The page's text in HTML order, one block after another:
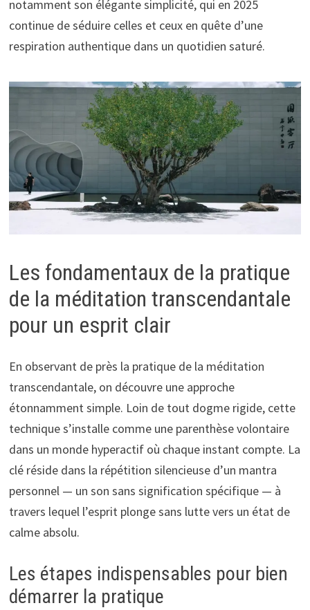
notamment son élégante simplicité, qui en 2025
continue de séduire celles et ceux en quête d’une
respiration authentique dans un quotidien saturé.
Les fondamentaux de la pratique
de la méditation transcendantale
pour un esprit clair
En observant de près la pratique de la méditation
transcendantale, on découvre une approche
étonnamment simple. Loin de tout dogme rigide, cette
technique s’installe comme une parenthèse volontaire
dans un monde hyperactif où chaque instant compte. La
clé réside dans la répétition silencieuse d’un mantra
personnel — un son sans signification spécifique — à
travers lequel l’esprit plonge sans lutte vers un état de
calme absolu.
Les étapes indispensables pour bien
démarrer la pratique